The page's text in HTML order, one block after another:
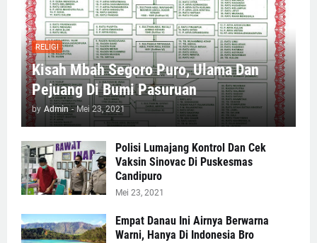
RELIGI
Kisah Mbah Segoro Puro, Ulama Dan
Pejuang Di Bumi Pasuruan
by Admin - Mei 23, 2021
Polisi Lumajang Kontrol Dan Cek
Vaksin Sinovac Di Puskesmas
Candipuro
Mei 23, 2021
Empat Danau Ini Airnya Berwarna
Warni, Hanya Di Indonesia Bro